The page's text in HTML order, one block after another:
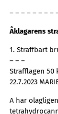
– – – – – – – –
Åklagarens
1. Straffbart
– – –
Strafflagen 50
22.7.2023
A har